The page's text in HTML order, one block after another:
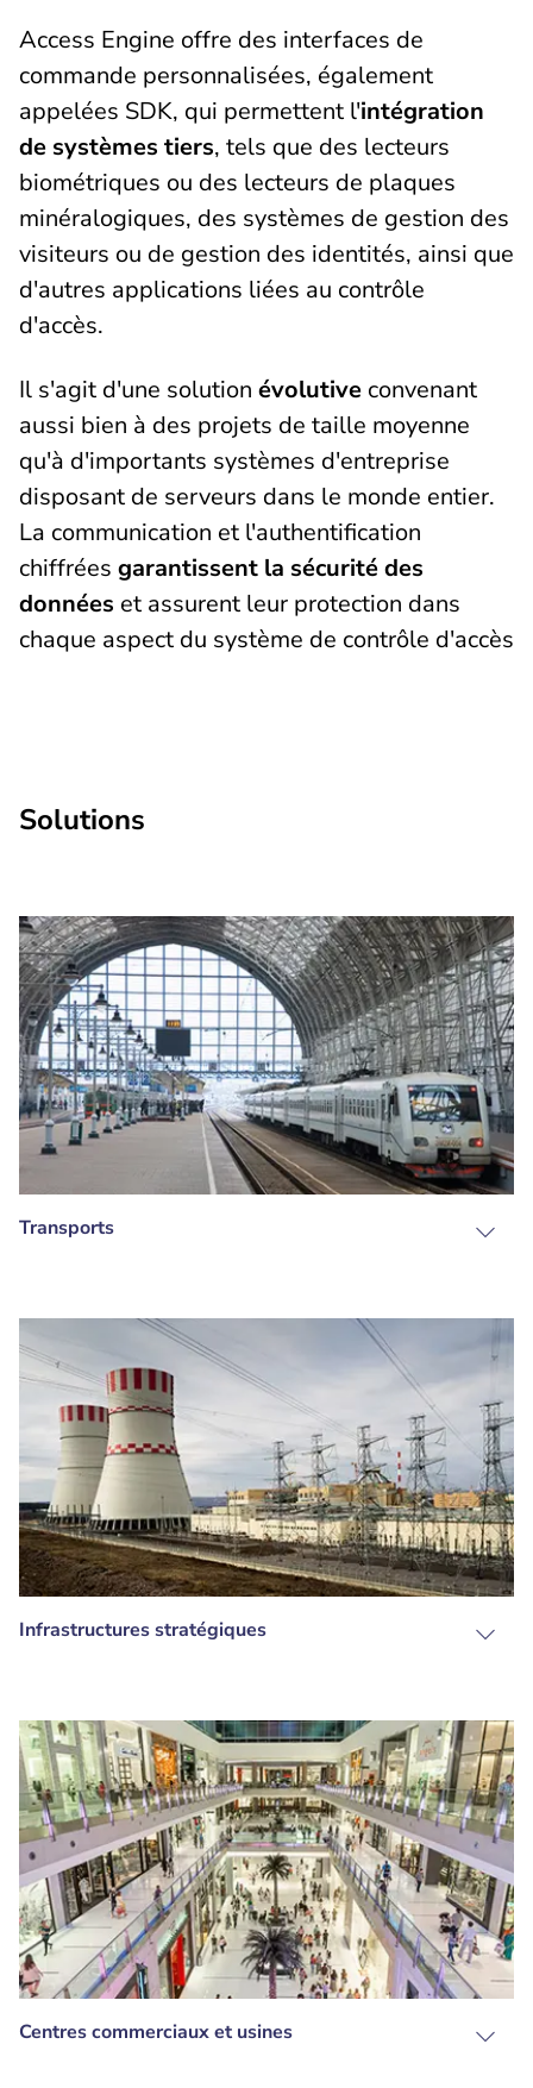
Access Engine offre des interfaces de
commande personnalisées, également
appelées SDK, qui permettent l'intégration
de systèmes tiers, tels que des lecteurs
biométriques ou des lecteurs de plaques
minéralogiques, des systèmes de gestion des
visiteurs ou de gestion des identités, ainsi que
d'autres applications liées au contrôle
d'accès.
Il s'agit d'une solution évolutive convenant
aussi bien à des projets de taille moyenne
qu'à d'importants systèmes d'entreprise
disposant de serveurs dans le monde entier.
La communication et l'authentification
chiffrées garantissent la sécurité des
données et assurent leur protection dans
chaque aspect du système de contrôle d'accès
Solutions
Transports
Infrastructures stratégiques
Centres commerciaux et usines